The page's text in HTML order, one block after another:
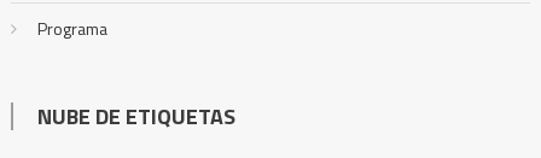
Programa
NUBE DE ETIQUETAS